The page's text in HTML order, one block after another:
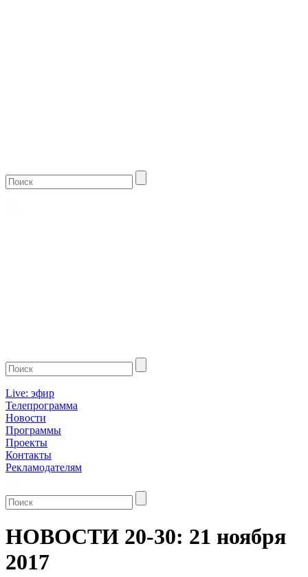
Live: эфир
Телепрограмма
Новости
Программы
Проекты
Контакты
Рекламодателям
НОВОСТИ 20-30: 21 ноября
2017